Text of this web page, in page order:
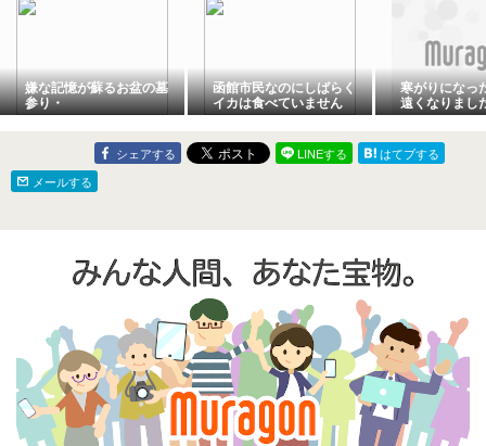
嫌な記憶が蘇るお盆の墓
参り・
函館市民なのにしばらく
イカは食べていません
寒がりになっ
遠くなりまし
シェアする LINEする
はてブする
メールする